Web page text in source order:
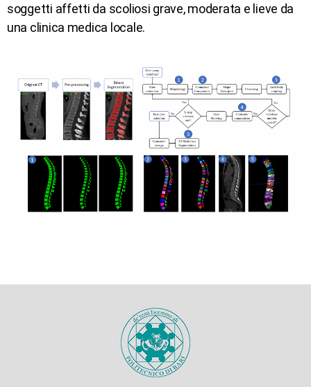
soggetti affetti da scoliosi grave, moderata e lieve da
una clinica medica locale.